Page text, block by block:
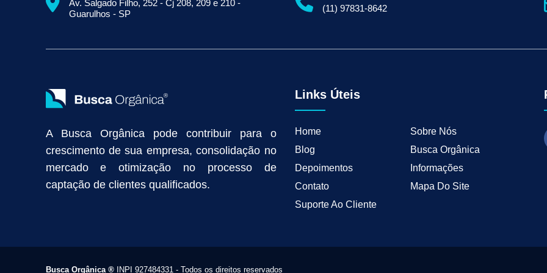
Empresa de Prospecção B2B
Marketing Industrial Marketing Digital para Empresas Serviços de Marketing Digital Marketing Digital para
Divulgação Online
Atração de Clientes Estratégias de Marketing para Empresas B2B Inbound Marketing para
Anunciar na Internet
Captar Clientes Criação de Site para Indústria Marketing de Busca Industrial Marketing Industrial B2B Marketing
Av. Salgado Filho, 252 - Cj 208, 209 e 210 -
Guarulhos - SP
(11) 97831-8642
A Busca Orgânica pode contribuir para o
crescimento de sua empresa, consolidação no
mercado e otimização no processo de
captação de clientes qualificados.
Links Úteis
Home
Sobre Nós
Blog
Busca Orgânica
Depoimentos
Informações
Contato
Mapa Do Site
Suporte Ao Cliente
Busca Orgânica ®INPI 927484331 - Todos os direitos reservados